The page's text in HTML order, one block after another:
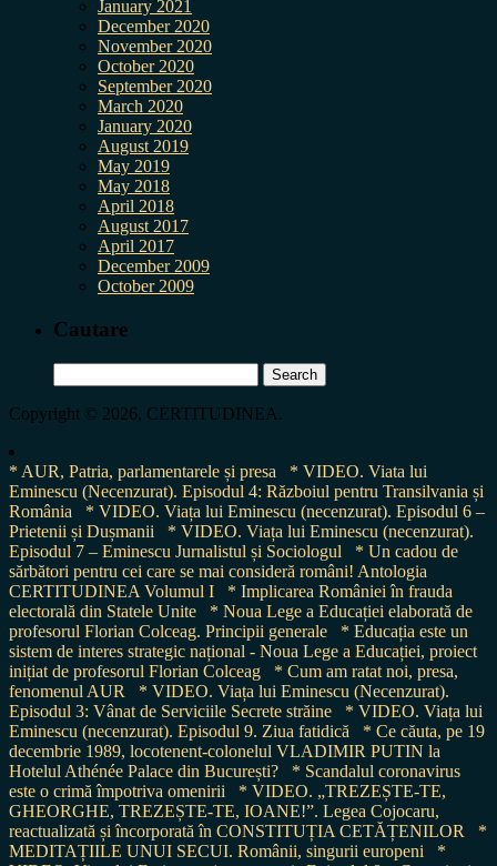
January 2021
December 2020
November 2020
October 2020
September 2020
March 2020
January 2020
August 2019
May 2019
May 2018
April 2018
August 2017
April 2017
December 2009
October 2009
Cautare
for:
Copyright © 2026, CERTITUDINEA.
* AUR, Patria, parlamentarele și presa
* VIDEO. Viata lui
Eminescu (Necenzurat). Episodul 4: Războiul pentru Transilvania și
România
* VIDEO. Viața lui Eminescu (necenzurat). Episodul 6 –
Prietenii și Dușmanii
* VIDEO. Viața lui Eminescu (necenzurat).
Episodul 7 – Eminescu Jurnalistul și Sociologul
* Un cadou de
sărbători pentru cei care se mai consideră români! Antologia
CERTITUDINEA Volumul I
* Implicarea României în frauda
electorală din Statele Unite
* Noua Lege a Educației elaborată de
profesorul Florian Colceag. Principii generale
* Educația este un
sistem de interes strategic național - Noua Lege a Educației, proiect
inițiat de profesorul Florian Colceag
* Cum am ratat noi, presa,
fenomenul AUR
* VIDEO. Viața lui Eminescu (Necenzurat).
Episodul 3: Vânat de Serviciile Secrete străine
* VIDEO. Viața lui
Eminescu (necenzurat). Episodul 9. Ziua fatidică
* Ce căuta, pe 19
decembrie 1989, locotenent-colonelul VLADIMIR PUTIN la
Hotelul Athénée Palace din București?
* Scandalul coronavirus
este o crimă împotriva omenirii
* VIDEO. „TREZEȘTE-TE,
GHEORGHE, TREZEȘTE-TE, IOANE!”. Legea Cojocaru,
reactualizată și încorporată în CONSTITUȚIA CETĂȚENILOR
*
MEDITAȚIILE UNUI SECUI. Românii, singurii europeni
*